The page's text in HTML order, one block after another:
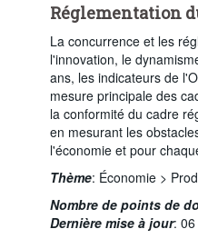
Réglementation
La concurrence et les
l'innovation, le
ans, les indicateurs de
mesure principale des
la conformité du cadre
en mesurant les
l'économie et pour
Thème: Économie >
Nombre de points de
Dernière mise à jour: